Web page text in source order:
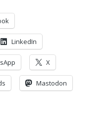
LinkedIn
X
Mastodon